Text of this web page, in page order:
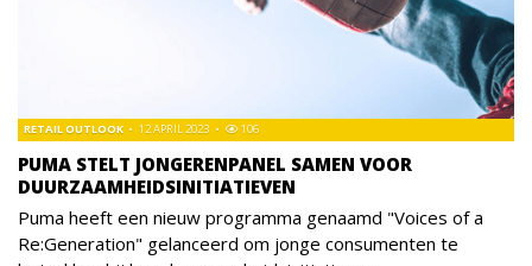
PUMA STELT JONGERENPANEL SAMEN VOOR
DUURZAAMHEIDSINITIATIEVEN
RETAIL OUTLOOK 12 APRIL 2023 106
Puma heeft een nieuw programma genaamd "Voices of a
Re:Generation" gelanceerd om jonge consumenten te